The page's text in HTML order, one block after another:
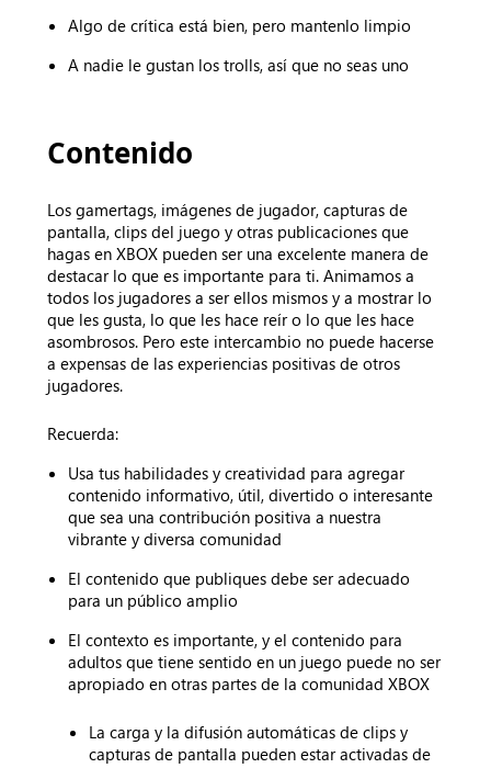
Algo de crítica está bien, pero mantenlo limpio
A nadie le gustan los trolls, así que no seas uno
Contenido
Los gamertags, imágenes de jugador, capturas de
pantalla, clips del juego y otras publicaciones que
hagas en XBOX pueden ser una excelente manera de
destacar lo que es importante para ti. Animamos a
todos los jugadores a ser ellos mismos y a mostrar lo
que les gusta, lo que les hace reír o lo que les hace
asombrosos. Pero este intercambio no puede hacerse
a expensas de las experiencias positivas de otros
jugadores.
Recuerda:
Usa tus habilidades y creatividad para agregar
contenido informativo, útil, divertido o interesante
que sea una contribución positiva a nuestra
vibrante y diversa comunidad
El contenido que publiques debe ser adecuado
para un público amplio
El contexto es importante, y el contenido para
adultos que tiene sentido en un juego puede no ser
apropiado en otras partes de la comunidad XBOX
La carga y la difusión automáticas de clips y
capturas de pantalla pueden estar activadas de